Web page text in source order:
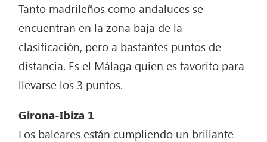
Tanto madrileños como andaluces se
encuentran en la zona baja de la
clasificación, pero a bastantes puntos de
distancia. Es el Málaga quien es favorito para
llevarse los 3 puntos.
Girona-Ibiza 1
Los baleares están cumpliendo un brillante